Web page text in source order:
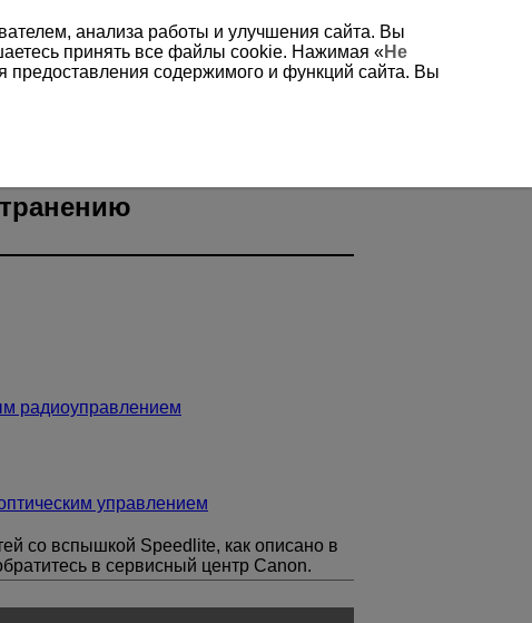
радиоуправлением
управлением
со вспышкой Speedlite, как описано в
в сервисный центр Canon.
анализа работы и улучшения сайта. Вы
принять все файлы cookie. Нажимая «Не
содержимого и функций сайта. Вы